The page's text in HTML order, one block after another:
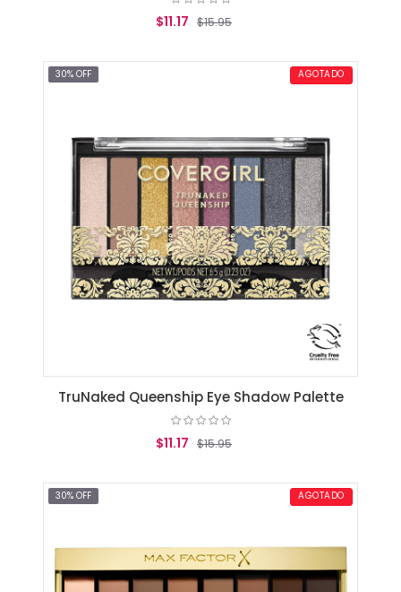
$11.17 $15.95
30% OFF AGOTADO
TruNaked Queenship Eye Shadow Palette
$11.17 $15.95
30% OFF AGOTADO